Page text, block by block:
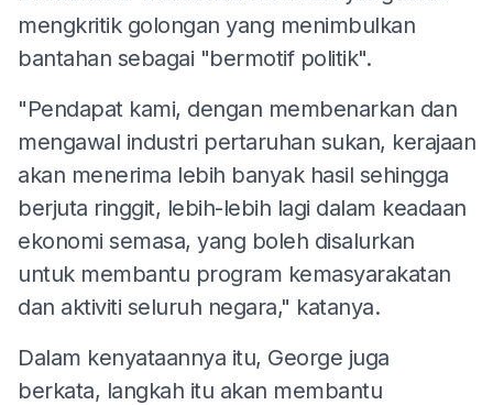
mengkritik golongan yang menimbulkan
bantahan sebagai "bermotif politik".
"Pendapat kami, dengan membenarkan dan
mengawal industri pertaruhan sukan, kerajaan
akan menerima lebih banyak hasil sehingga
berjuta ringgit, lebih-lebih lagi dalam keadaan
ekonomi semasa, yang boleh disalurkan
untuk membantu program kemasyarakatan
dan aktiviti seluruh negara," katanya.
Dalam kenyataannya itu, George juga
berkata, langkah itu akan membantu